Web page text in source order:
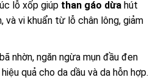
lỗ xốp giúp than gáo dừahút
và vi khuẩn từ lỗ chân lông, giảm
nhờn, ngăn ngừa mụn đầu đen
quả cho da dầu và da hỗn hợp.